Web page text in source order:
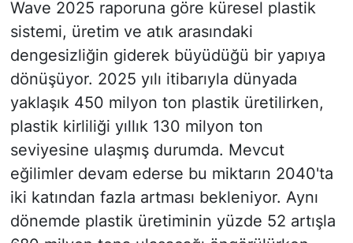
Wave 2025 raporuna göre küresel plastik
sistemi, üretim ve atık arasındaki
dengesizliğin giderek büyüdüğü bir yapıya
dönüşüyor. 2025 yılı itibarıyla dünyada
yaklaşık 450 milyon ton plastik üretilirken,
plastik kirliliği yıllık 130 milyon ton
seviyesine ulaşmış durumda. Mevcut
eğilimler devam ederse bu miktarın 2040'ta
iki katından fazla artması bekleniyor. Aynı
dönemde plastik üretiminin yüzde 52 artışla